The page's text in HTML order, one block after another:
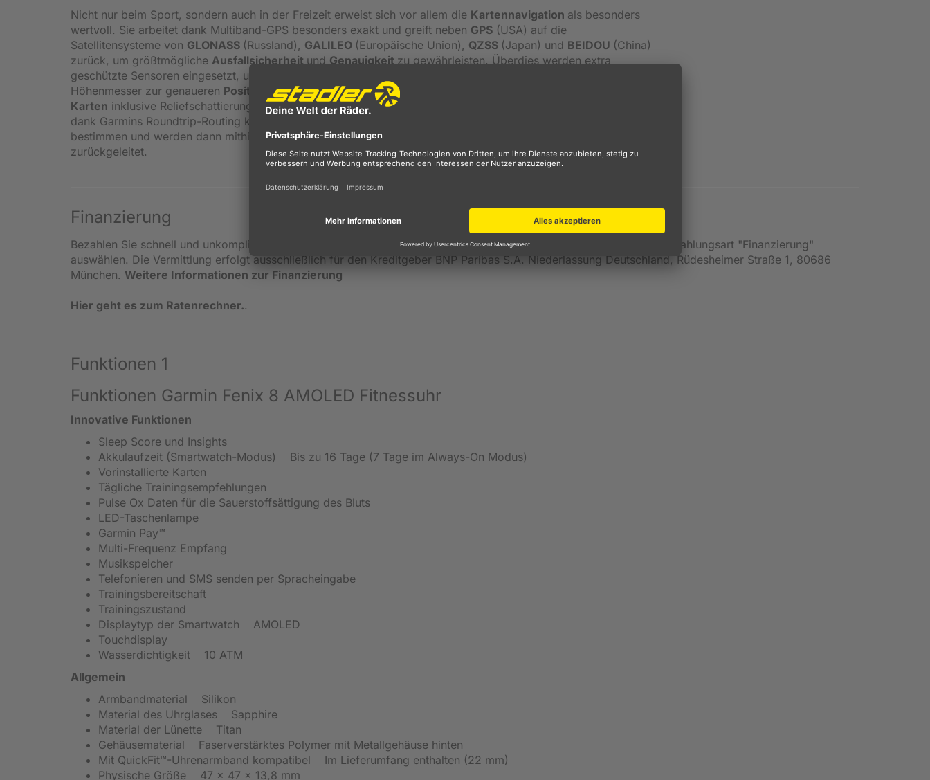
Nicht nur beim Sport, sondern auch in der Freizeit erweist sich vor allem die Kartennavigation als besonders
wertvoll. Sie arbeitet dank Multiband-GPS besonders exakt und greift neben GPS (USA) auf die
Satellitensysteme von GLONASS (Russland), GALILEO (Europäische Union), QZSS (Japan) und BEIDOU (China)
zurück, um größtmögliche Ausfallsicherheit und Genauigkeit zu gewährleisten. Überdies werden extra
geschützte Sensoren eingesetzt, um einen 3-Achsen-Kompass, ein Gyroskop und einen barometrischen
Höhenmesser zur genaueren Positionsbestimmungnutzen zu können. Bereits vorinstalliert sind
Karten inklusive Reliefschattierung sowie Karten für Skidestinationen und Golfplätze. Die
dank Garmins Roundtrip-Routing kinderleicht von der Hand. Sie brauchen lediglich die Zielentfernung zu
bestimmen und werden dann mithilfe angepassterAbbiegehinweise
zurückgeleitet.
Finanzierung
Bezahlen Sie schnell und unkompliziert in kleinen Monatsraten. Einfach Artikel auswählen, zur Kasse gehen und die Zahlungsart "Finanzierung"
auswählen. Die Vermittlung erfolgt ausschließlich für den Kreditgeber BNP Paribas S.A. Niederlassung Deutschland, Rüdesheimer Straße 1, 80686
München. Weitere Informationen zur Finanzierung
Hier geht es zum Ratenrechner..
Funktionen 1
Funktionen Garmin Fenix 8 AMOLED Fitnessuhr
Innovative Funktionen
Sleep Score und Insights
Akkulaufzeit (Smartwatch-Modus) Bis zu 16 Tage (7 Tage im Always-On Modus)
Vorinstallierte Karten
Tägliche Trainings­empfehlungen
Pulse Ox Daten für die Sauerstoffsättigung des Bluts
LED-Taschenlampe
Garmin Pay™
Multi-Frequenz Empfang
Musikspeicher
Telefonieren und SMS senden per Spracheingabe
Trainingsbereitschaft
Trainingszustand
Displaytyp der Smartwatch AMOLED
Touchdisplay
Wasserdichtigkeit 10 ATM
Allgemein
Armbandmaterial Silikon
Material des Uhrglases Sapphire
Material der Lünette Titan
Gehäusematerial Faserverstärktes Polymer mit Metallgehäuse hinten
Mit QuickFit™-Uhrenarmband kompatibel Im Lieferumfang enthalten (22 mm)
Physische Größe 47 x 47 x 13,8 mm